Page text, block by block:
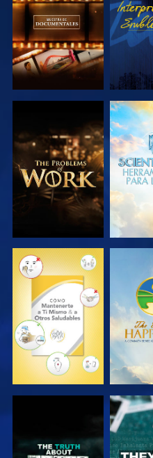
SERIES
EXPLORA LAS
SERIES
VE